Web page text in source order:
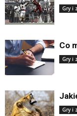
Gry i
Co
Gry i
Gry i